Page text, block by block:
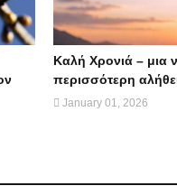
Καλή Χρονιά – μια
περισσότερη
January 01, 2026